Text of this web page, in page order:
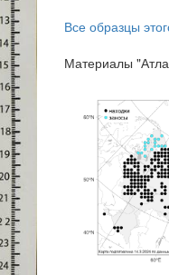
Все образцы
Материалы